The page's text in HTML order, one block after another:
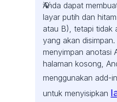
Anda dapat
layar putih dan
atau B), tetapi tidak
yang akan
menyimpan anotasi
halaman kosong,
menggunakan add-in
untuk menyisipkan